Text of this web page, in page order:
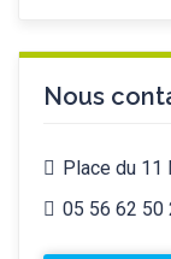
Nous
Place du 11
05 56 62 50